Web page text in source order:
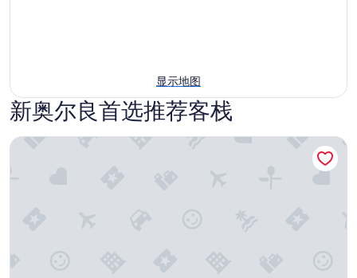
显示地图
新奥尔良首选推荐客栈
铜藤酒吧及旅馆